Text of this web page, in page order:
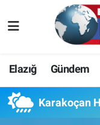
Elazığ Gündem
Karakoçan
Asayiş
Bilim-
Eğitim
Nöbetçi
Hava Durumu
Namaz